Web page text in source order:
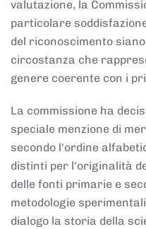
valutazione, la
particolare
del riconoscimento
circostanza che
genere coerente con i
La commissione ha
speciale menzione di
secondo l'ordine
distinti per l'originalità
delle fonti primarie e
metodologie
dialogo la storia della